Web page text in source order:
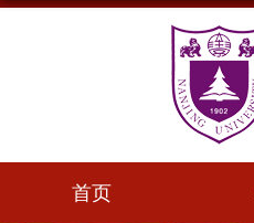
首页